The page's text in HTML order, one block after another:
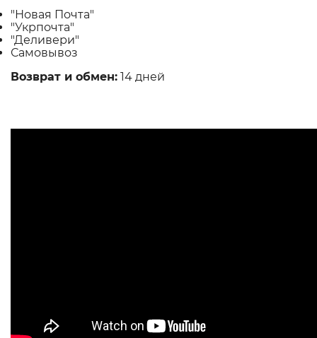
"Новая Почта"
"Укрпочта"
"Деливери"
Самовывоз
Возврат и обмен: 14 дней